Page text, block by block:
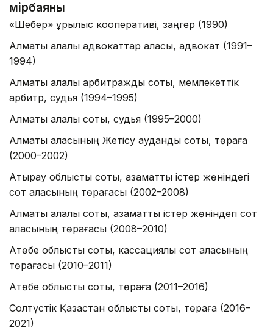
Өмірбаяны
«Шебер» құрылыс кооперативі, заңгер (1990)
Алматы қалалық адвокаттар алқасы, адвокат (1991–
1994)
Алматы қалалық арбитраждық соты, мемлекеттік
арбитр, судья (1994–1995)
Алматы қалалық соты, судья (1995–2000)
Алматы қаласының Жетісу аудандық соты, төраға
(2000–2002)
Атырау облыстық соты, азаматтық істер жөніндегі
сот алқасының төрағасы (2002–2008)
Алматы қалалық соты, азаматтық істер жөніндегі сот
алқасының төрағасы (2008–2010)
Ақтөбе облыстық соты, кассациялық сот алқасының
төрағасы (2010–2011)
Ақтөбе облыстық соты, төраға (2011–2016)
Солтүстік Қазақстан облыстық соты, төраға (2016–
2021)